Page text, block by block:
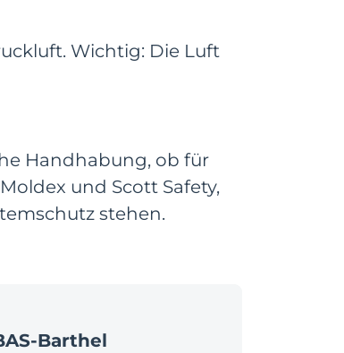
Wichtig: Die Luft
Handhabung, ob für
und Scott Safety,
stehen.
Barthel